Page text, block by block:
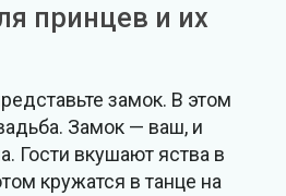
принцев и их
замок. В этом
Замок — ваш, и
Гости вкушают яства в
кружатся в танце на